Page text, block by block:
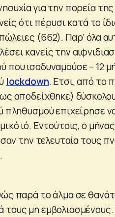
για την πορεία της
ότι πέρυσι κατά το
(662). Παρ’ όλα
κανείς την
που ισοδυναμούσε – 12
lockdown. Ετσι, από το
αποδείχθηκε)
πληθυσμού επιχείρησε
ιό. Εντούτοις, ο μήνας
την τελευταία τους
παρά το άλμα σε
τους μη